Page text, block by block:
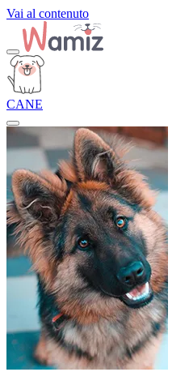
Vai al contenuto
CANE